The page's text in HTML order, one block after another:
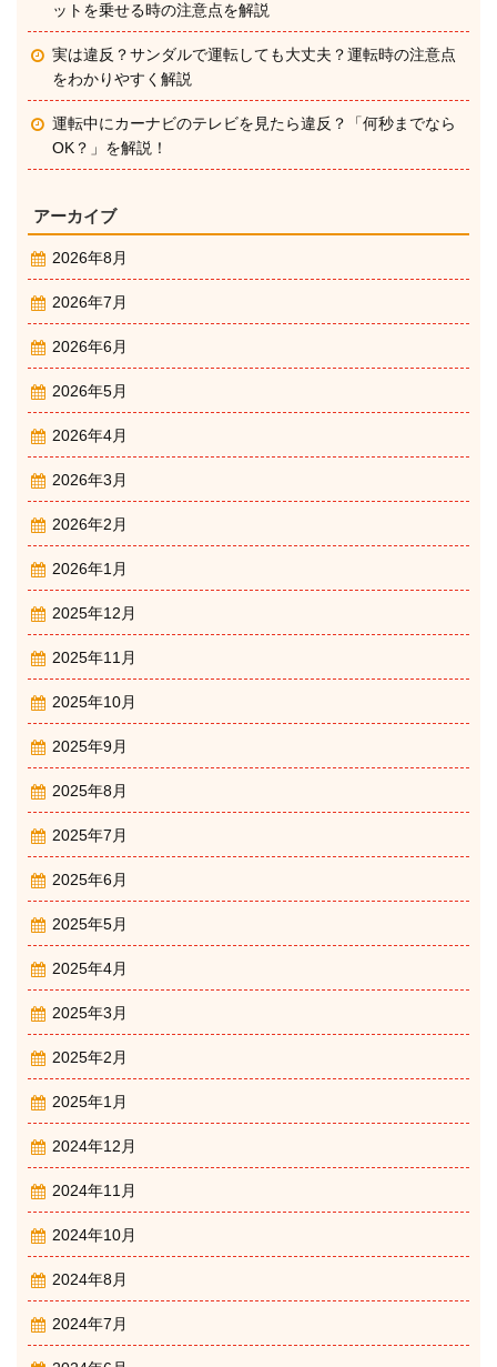
ットを乗せる時の注意点を解説
実は違反？サンダルで運転しても大丈夫？運転時の注意点
をわかりやすく解説
運転中にカーナビのテレビを見たら違反？「何秒までなら
OK？」を解説！
アーカイブ
2026年8月
2026年7月
2026年6月
2026年5月
2026年4月
2026年3月
2026年2月
2026年1月
2025年12月
2025年11月
2025年10月
2025年9月
2025年8月
2025年7月
2025年6月
2025年5月
2025年4月
2025年3月
2025年2月
2025年1月
2024年12月
2024年11月
2024年10月
2024年8月
2024年7月